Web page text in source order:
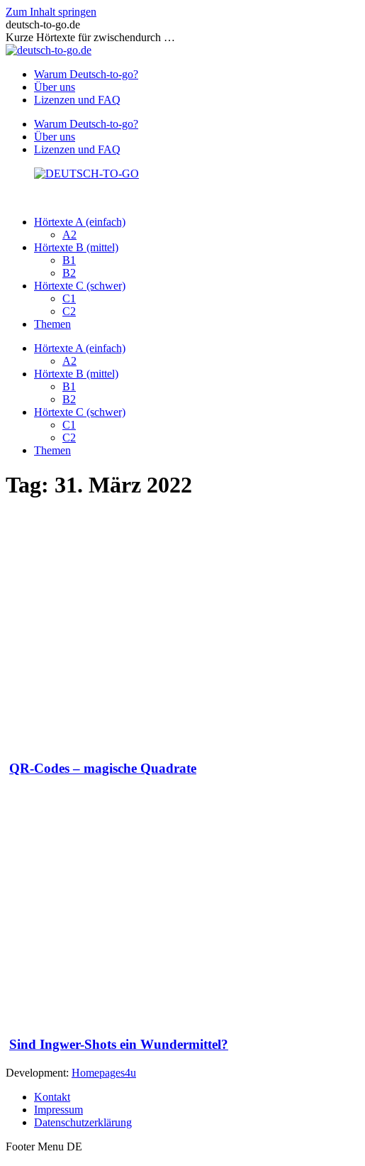
Zum Inhalt springen
deutsch-to-go.de
Kurze Hörtexte für zwischendurch …
Warum Deutsch-to-go?
Über uns
Lizenzen und FAQ
Warum Deutsch-to-go?
Über uns
Lizenzen und FAQ
Hörtexte A (einfach)
A2
Hörtexte B (mittel)
B1
B2
Hörtexte C (schwer)
C1
C2
Themen
Hörtexte A (einfach)
A2
Hörtexte B (mittel)
B1
B2
Hörtexte C (schwer)
C1
C2
Themen
Tag: 31. März 2022
QR-Codes – magische Quadrate
Sind Ingwer-Shots ein Wundermittel?
Development: Homepages4u
Kontakt
Impressum
Datenschutzerklärung
Footer Menu DE